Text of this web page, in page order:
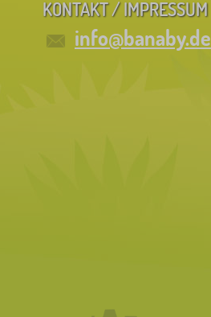
KONTAKT / IMPRESSUM
info@banaby.de